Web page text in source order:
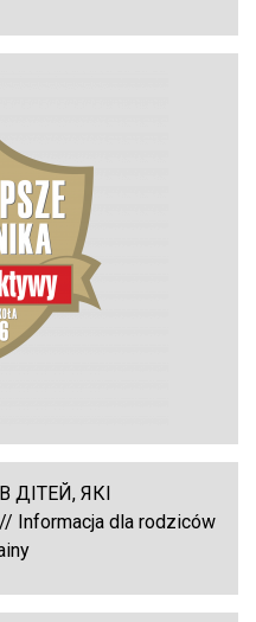
ДІТЕЙ, ЯКІ
dla rodziców